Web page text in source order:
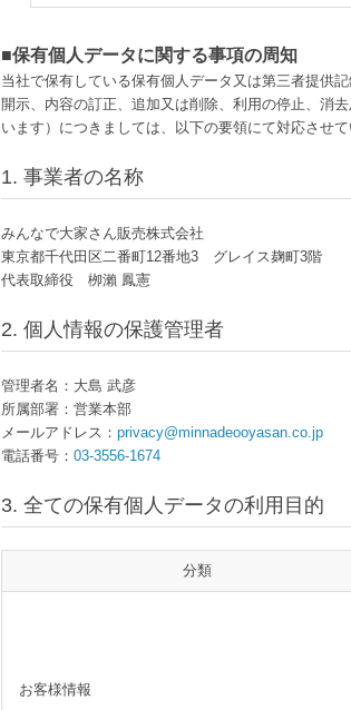
■保有個人データに関する事項の周知
当社で保有している保有個人データ又は第三者提供
開示、内容の訂正、追加又は削除、利用の停止、消
います）につきましては、以下の要領にて対応させて
1. 事業者の名称
みんなで大家さん販売株式会社
東京都千代田区二番町12番地3 グレイス麹町3階
代表取締役 栁瀨 鳳憲
2. 個人情報の保護管理者
管理者名：大島 武彦
所属部署：営業本部
メールアドレス： privacy@minnadeooyasan.co.jp
電話番号： 03-3556-1674
3. 全ての保有個人データの利用目的
分類
お客様情報